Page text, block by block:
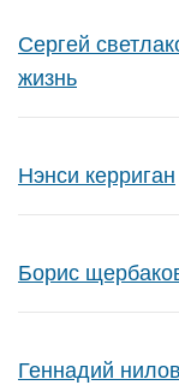
Сергей
жизнь
Нэнси керриган
Борис
Геннадий